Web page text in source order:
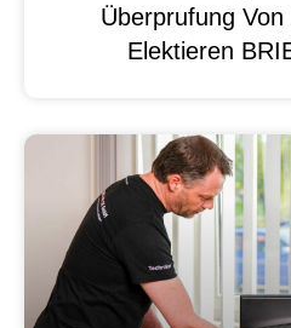
Überprufung
Elektieren